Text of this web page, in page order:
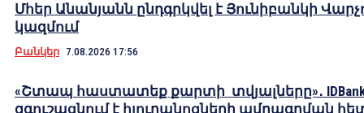
Մհեր Անանյանն ընդգրկվել է Յունիբանկի
կազմում
Բանկեր 7.08.2026 17:56
«Շտապ հաստատեք քարտի տվյալները»․
զգուշացնում է հյուրանոցների ամրագրման